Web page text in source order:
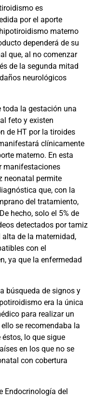
es
por el aporte
materno
dependerá de su
que, al no comenzar
de la segunda mitad
neurológicos
toda la gestación una
feto y existen
de HT por la tiroides
clínicamente
materno. En esta
manifestaciones
neonatal permite
que, con la
del tratamiento,
hecho, solo el 5% de
detectados por tamiz
de la maternidad,
con el
ya que la enfermedad
búsqueda de signos y
era la única
para realizar un
se recomendaba la
lo que sigue
en los que no se
con cobertura
Endocrinología del